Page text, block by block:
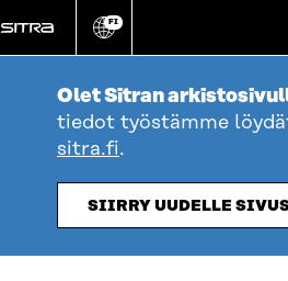
suoraan
sisältöön
Vaihda
kieli
FI
Olet Sitran
tiedot työstämme
sitra.fi.
SIIRRY UUDELLE